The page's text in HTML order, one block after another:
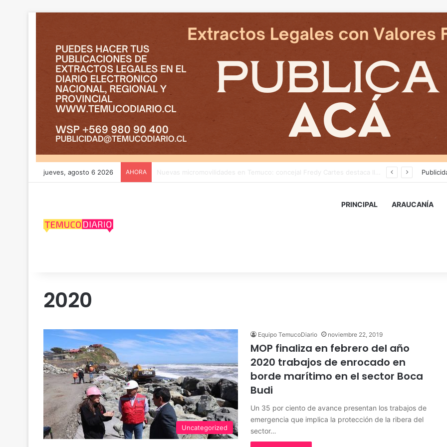
jueves, agosto 6 2026 AHORA
PRINCIPAL ARAUCANÍA
2020
Uncategorized
Equipo TemucoDiario noviembre 22, 2019
MOP finaliza en febrero del año
2020 trabajos de enrocado en
borde marítimo en el sector Boca
Budi
Un 35 por ciento de avance presentan los trabajos de
emergencia que implica la protección de la ribera del
sector…